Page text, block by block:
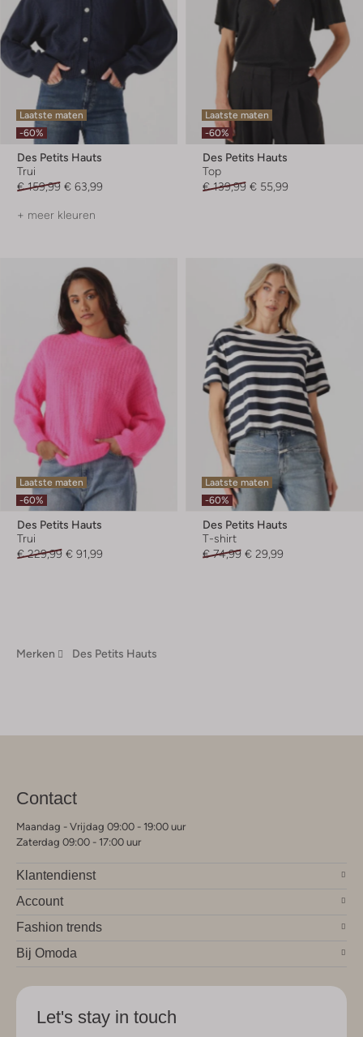
Laatste maten
-60%
Des Petits Hauts
Trui
€ 159,99 € 63,99
+ meer kleuren
Laatste maten
-60%
Des Petits Hauts
Top
€ 139,99 € 55,99
Laatste maten
-60%
Des Petits Hauts
Trui
€ 229,99 € 91,99
Laatste maten
-60%
Des Petits Hauts
T-shirt
€ 74,99 € 29,99
Merken Des Petits Hauts
Contact
Maandag - Vrijdag 09:00 - 19:00 uur
Zaterdag 09:00 - 17:00 uur
Klantendienst
Account
Fashion trends
Bij Omoda
Let's stay in touch